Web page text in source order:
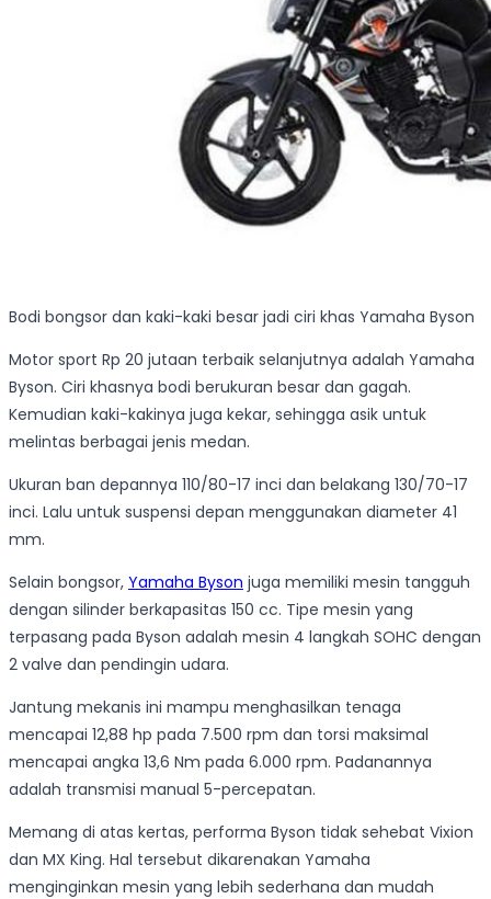
Bodi bongsor dan kaki-kaki besar jadi ciri khas Yamaha Byson
Motor sport Rp 20 jutaan terbaik selanjutnya adalah Yamaha
Byson. Ciri khasnya bodi berukuran besar dan gagah.
Kemudian kaki-kakinya juga kekar, sehingga asik untuk
melintas berbagai jenis medan.
Ukuran ban depannya 110/80-17 inci dan belakang 130/70-17
inci. Lalu untuk suspensi depan menggunakan diameter 41
mm.
Selain bongsor, Yamaha Byson juga memiliki mesin tangguh
dengan silinder berkapasitas 150 cc. Tipe mesin yang
terpasang pada Byson adalah mesin 4 langkah SOHC dengan
2 valve dan pendingin udara.
Jantung mekanis ini mampu menghasilkan tenaga
mencapai 12,88 hp pada 7.500 rpm dan torsi maksimal
mencapai angka 13,6 Nm pada 6.000 rpm. Padanannya
adalah transmisi manual 5-percepatan.
Memang di atas kertas, performa Byson tidak sehebat Vixion
dan MX King. Hal tersebut dikarenakan Yamaha
menginginkan mesin yang lebih sederhana dan mudah